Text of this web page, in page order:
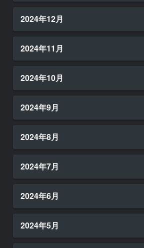
2024年12月
2024年11月
2024年10月
2024年9月
2024年8月
2024年7月
2024年6月
2024年5月